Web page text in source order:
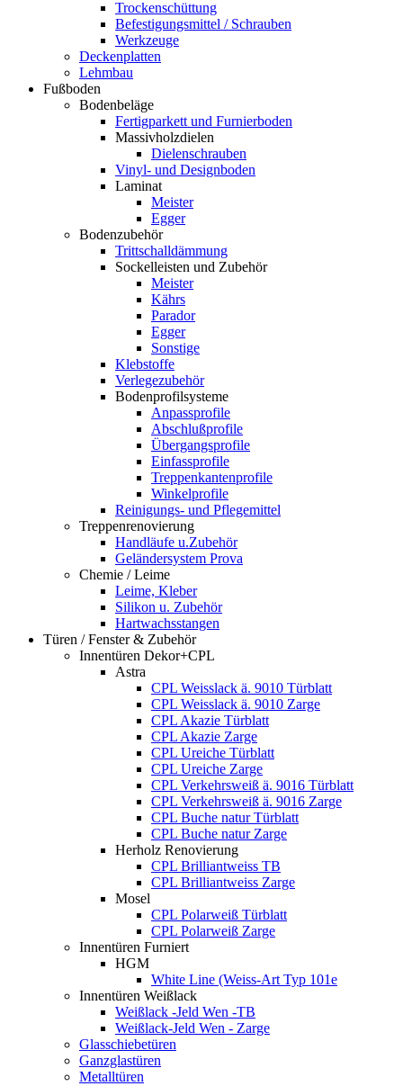
Trockenschüttung
Befestigungsmittel / Schrauben
Werkzeuge
Deckenplatten
Lehmbau
Fußboden
Bodenbeläge
Fertigparkett und Furnierboden
Massivholzdielen
Dielenschrauben
Vinyl- und Designboden
Laminat
Meister
Egger
Bodenzubehör
Trittschalldämmung
Sockelleisten und Zubehör
Meister
Kährs
Parador
Egger
Sonstige
Klebstoffe
Verlegezubehör
Bodenprofilsysteme
Anpassprofile
Abschlußprofile
Übergangsprofile
Einfassprofile
Treppenkantenprofile
Winkelprofile
Reinigungs- und Pflegemittel
Treppenrenovierung
Handläufe u.Zubehör
Geländersystem Prova
Chemie / Leime
Leime, Kleber
Silikon u. Zubehör
Hartwachsstangen
Türen / Fenster & Zubehör
Innentüren Dekor+CPL
Astra
CPL Weisslack ä. 9010 Türblatt
CPL Weisslack ä. 9010 Zarge
CPL Akazie Türblatt
CPL Akazie Zarge
CPL Ureiche Türblatt
CPL Ureiche Zarge
CPL Verkehrsweiß ä. 9016 Türblatt
CPL Verkehrsweiß ä. 9016 Zarge
CPL Buche natur Türblatt
CPL Buche natur Zarge
Herholz Renovierung
CPL Brilliantweiss TB
CPL Brilliantweiss Zarge
Mosel
CPL Polarweiß Türblatt
CPL Polarweiß Zarge
Innentüren Furniert
HGM
White Line (Weiss-Art Typ 101e
Innentüren Weißlack
Weißlack -Jeld Wen -TB
Weißlack-Jeld Wen - Zarge
Glasschiebetüren
Ganzglastüren
Metalltüren